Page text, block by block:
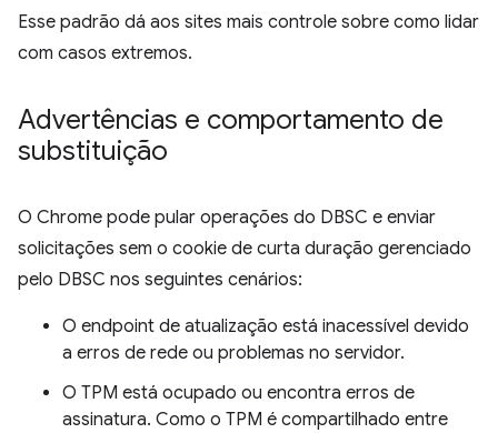
Esse padrão dá aos sites mais controle sobre como lidar
com casos extremos.
Advertências e comportamento de
substituição
O Chrome pode pular operações do DBSC e enviar
solicitações sem o cookie de curta duração gerenciado
pelo DBSC nos seguintes cenários:
O endpoint de atualização está inacessível devido
a erros de rede ou problemas no servidor.
O TPM está ocupado ou encontra erros de
assinatura. Como o TPM é compartilhado entre